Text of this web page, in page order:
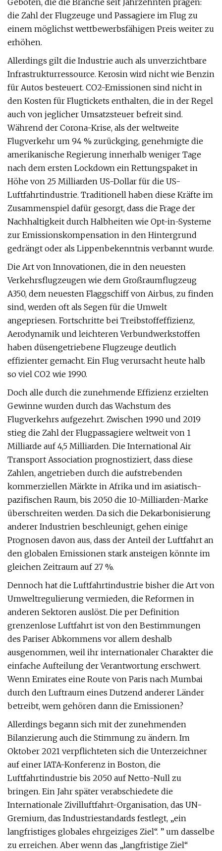
Geboten, die die Branche seit Jahrzehnten prägen:
die Zahl der Flugzeuge und Passagiere im Flug zu
einem möglichst wettbewerbsfähigen Preis weiter zu
erhöhen.
Allerdings gilt die Industrie auch als unverzichtbare
Infrastrukturressource. Kerosin wird nicht wie Benzin
für Autos besteuert. CO2-Emissionen sind nicht in
den Kosten für Flugtickets enthalten, die in der Regel
auch von jeglicher Umsatzsteuer befreit sind.
Während der Corona-Krise, als der weltweite
Flugverkehr um 94 % zurückging, genehmigte die
amerikanische Regierung innerhalb weniger Tage
nach dem ersten Lockdown ein Rettungspaket in
Höhe von 25 Milliarden US-Dollar für die US-
Luftfahrtindustrie. Traditionell haben diese Kräfte im
Zusammenspiel dafür gesorgt, dass die Frage der
Nachhaltigkeit durch Halbheiten wie Opt-in-Systeme
zur Emissionskompensation in den Hintergrund
gedrängt oder als Lippenbekenntnis verbannt wurde.
Die Art von Innovationen, die in den neuesten
Verkehrsflugzeugen wie dem Großraumflugzeug
A350, dem neuesten Flaggschiff von Airbus, zu finden
sind, werden oft als Segen für die Umwelt
angepriesen. Fortschritte bei Treibstoffeffizienz,
Aerodynamik und leichteren Verbundwerkstoffen
haben düsengetriebene Flugzeuge deutlich
effizienter gemacht. Ein Flug verursacht heute halb
so viel CO2 wie 1990.
Doch alle durch die zunehmende Effizienz erzielten
Gewinne wurden durch das Wachstum des
Flugverkehrs aufgezehrt. Zwischen 1990 und 2019
stieg die Zahl der Flugpassagiere weltweit von 1
Milliarde auf 4,5 Milliarden. Die International Air
Transport Association prognostiziert, dass diese
Zahlen, angetrieben durch die aufstrebenden
kommerziellen Märkte in Afrika und im asiatisch-
pazifischen Raum, bis 2050 die 10-Milliarden-Marke
überschreiten werden. Da sich die Dekarbonisierung
anderer Industrien beschleunigt, gehen einige
Prognosen davon aus, dass der Anteil der Luftfahrt an
den globalen Emissionen stark ansteigen könnte im
gleichen Zeitraum auf 27 %.
Dennoch hat die Luftfahrtindustrie bisher die Art von
Umweltregulierung vermieden, die Reformen in
anderen Sektoren auslöst. Die per Definition
grenzenlose Luftfahrt ist von den Bestimmungen
des Pariser Abkommens vor allem deshalb
ausgenommen, weil ihr internationaler Charakter die
einfache Aufteilung der Verantwortung erschwert.
Wenn Emirates eine Route von Paris nach Mumbai
durch den Luftraum eines Dutzend anderer Länder
betreibt, wem gehören dann die Emissionen?
Allerdings begann sich mit der zunehmenden
Bilanzierung auch die Stimmung zu ändern. Im
Oktober 2021 verpflichteten sich die Unterzeichner
auf einer IATA-Konferenz in Boston, die
Luftfahrtindustrie bis 2050 auf Netto-Null zu
bringen. Ein Jahr später verabschiedete die
Internationale Zivilluftfahrt-Organisation, das UN-
Gremium, das Industriestandards festlegt, „ein
langfristiges globales ehrgeiziges Ziel“. ” um dasselbe
zu erreichen. Aber wenn das „langfristige Ziel“